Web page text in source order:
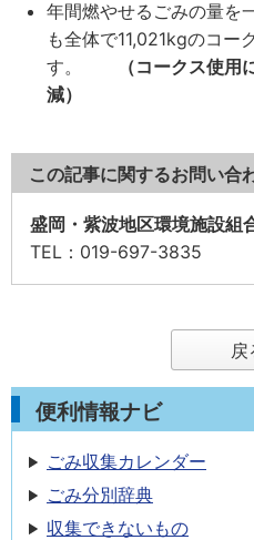
年間燃やせるごみの量を
も全体で11,021kgのコー
す。
（コークス使
減）
この記事に関するお問い合
盛岡・紫波地区環境施設組
TEL ：019-697-3835
戻
便利情報ナビ
ごみ収集カレンダー
ごみ分別辞典
収集できないもの